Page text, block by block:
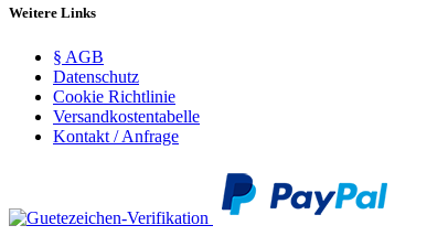
Weitere Links
§ AGB
Datenschutz
Cookie Richtlinie
Versandkostentabelle
Kontakt / Anfrage